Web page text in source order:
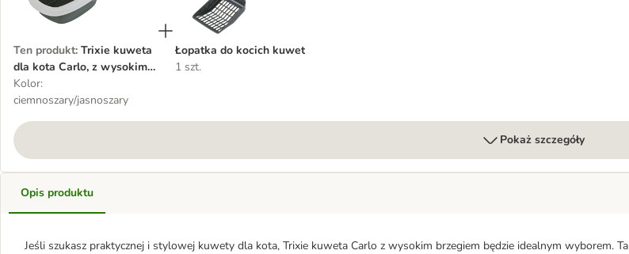
Ten produkt: Trixie kuweta
dla kota Carlo, z wysokim
brzegiem
Kolor:
ciemnoszary/jasnoszary
Łopatka do kocich kuwet
1 szt.
Pokaż szczegóły
Opis produktu
Jeśli szukasz praktycznej i stylowej kuwety dla kota, Trixie kuweta Carlo z wysokim brzegiem będzie idealnym wyborem. Ta